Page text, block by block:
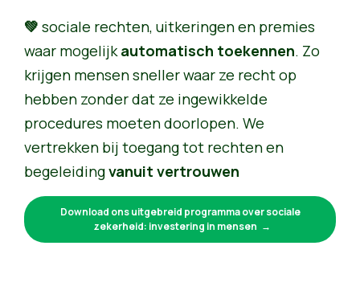
💚 sociale rechten, uitkeringen en premies
waar mogelijkautomatisch toekennen. Zo
krijgen mensen sneller waar ze recht op
hebben zonder dat ze ingewikkelde
procedures moeten doorlopen. We
vertrekken bij toegang tot rechten en
begeleidingvanuit vertrouwen
Download ons uitgebreid programma over sociale
zekerheid: investering in mensen